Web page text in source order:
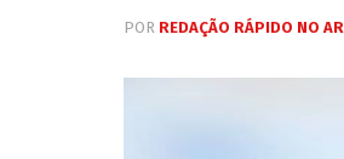
POR REDAÇÃO RÁPIDO NO AR